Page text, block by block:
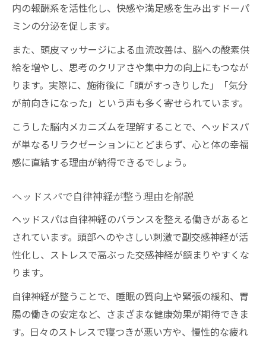
内の報酬系を活性化し、快感や満足感を生み出すドーパ
ミンの分泌を促します。
また、頭皮マッサージによる血流改善は、脳への酸素供
給を増やし、思考のクリアさや集中力の向上にもつなが
ります。実際に、施術後に「頭がすっきりした」「気分
が前向きになった」という声も多く寄せられています。
こうした脳内メカニズムを理解することで、ヘッドスパ
が単なるリラクゼーションにとどまらず、心と体の幸福
感に直結する理由が納得できるでしょう。
ヘッドスパで自律神経が整う理由を解説
ヘッドスパは自律神経のバランスを整える働きがあると
されています。頭部へのやさしい刺激で副交感神経が活
性化し、ストレスで高ぶった交感神経が鎮まりやすくな
ります。
自律神経が整うことで、睡眠の質向上や緊張の緩和、胃
腸の働きの安定など、さまざまな健康効果が期待できま
す。日々のストレスで寝つきが悪い方や、慢性的な疲れ